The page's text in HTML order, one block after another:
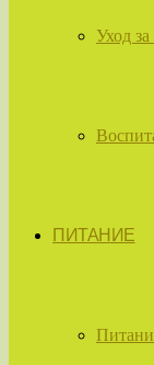
Уход
ПИТАНИЕ